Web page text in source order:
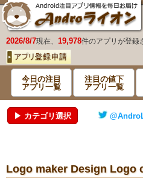
2026/8/7現在、 19,978件のアプリが登録
今日の注目
アプリ一覧
注目の値下
アプリ一覧
▶ カテゴリ選択
Logo maker Design Logo